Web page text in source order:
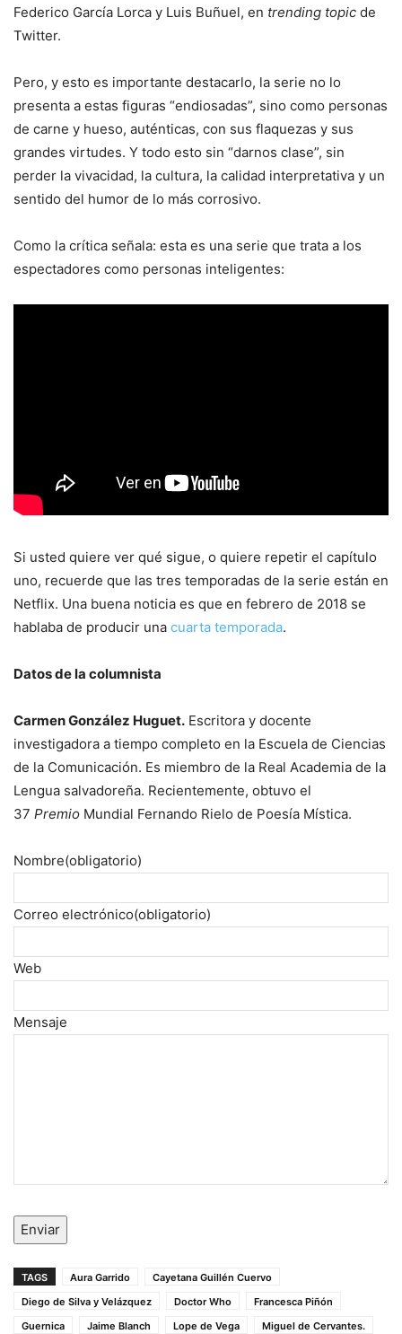
Federico García Lorca y Luis Buñuel, en trending topic de
Twitter.
Pero, y esto es importante destacarlo, la serie no lo
presenta a estas figuras “endiosadas”, sino como personas
de carne y hueso, auténticas, con sus flaquezas y sus
grandes virtudes. Y todo esto sin “darnos clase”, sin
perder la vivacidad, la cultura, la calidad interpretativa y un
sentido del humor de lo más corrosivo.
Como la crítica señala: esta es una serie que trata a los
espectadores como personas inteligentes:
Si usted quiere ver qué sigue, o quiere repetir el capítulo
uno, recuerde que las tres temporadas de la serie están en
Netflix. Una buena noticia es que en febrero de 2018 se
hablaba de producir una cuarta temporada.
Datos de la columnista
Carmen González Huguet. Escritora y docente
investigadora a tiempo completo en la Escuela de Ciencias
de la Comunicación. Es miembro de la Real Academia de la
Lengua salvadoreña. Recientemente, obtuvo el
37 Premio Mundial Fernando Rielo de Poesía Mística.
Nombre(obligatorio)
Correo electrónico(obligatorio)
Web
Mensaje
Enviar
TAGS Aura Garrido
Cayetana Guillén Cuervo
Diego de Silva y Velázquez
Doctor Who
Francesca Piñón
Guernica
Jaime Blanch Lope de Vega
Miguel de Cervantes.